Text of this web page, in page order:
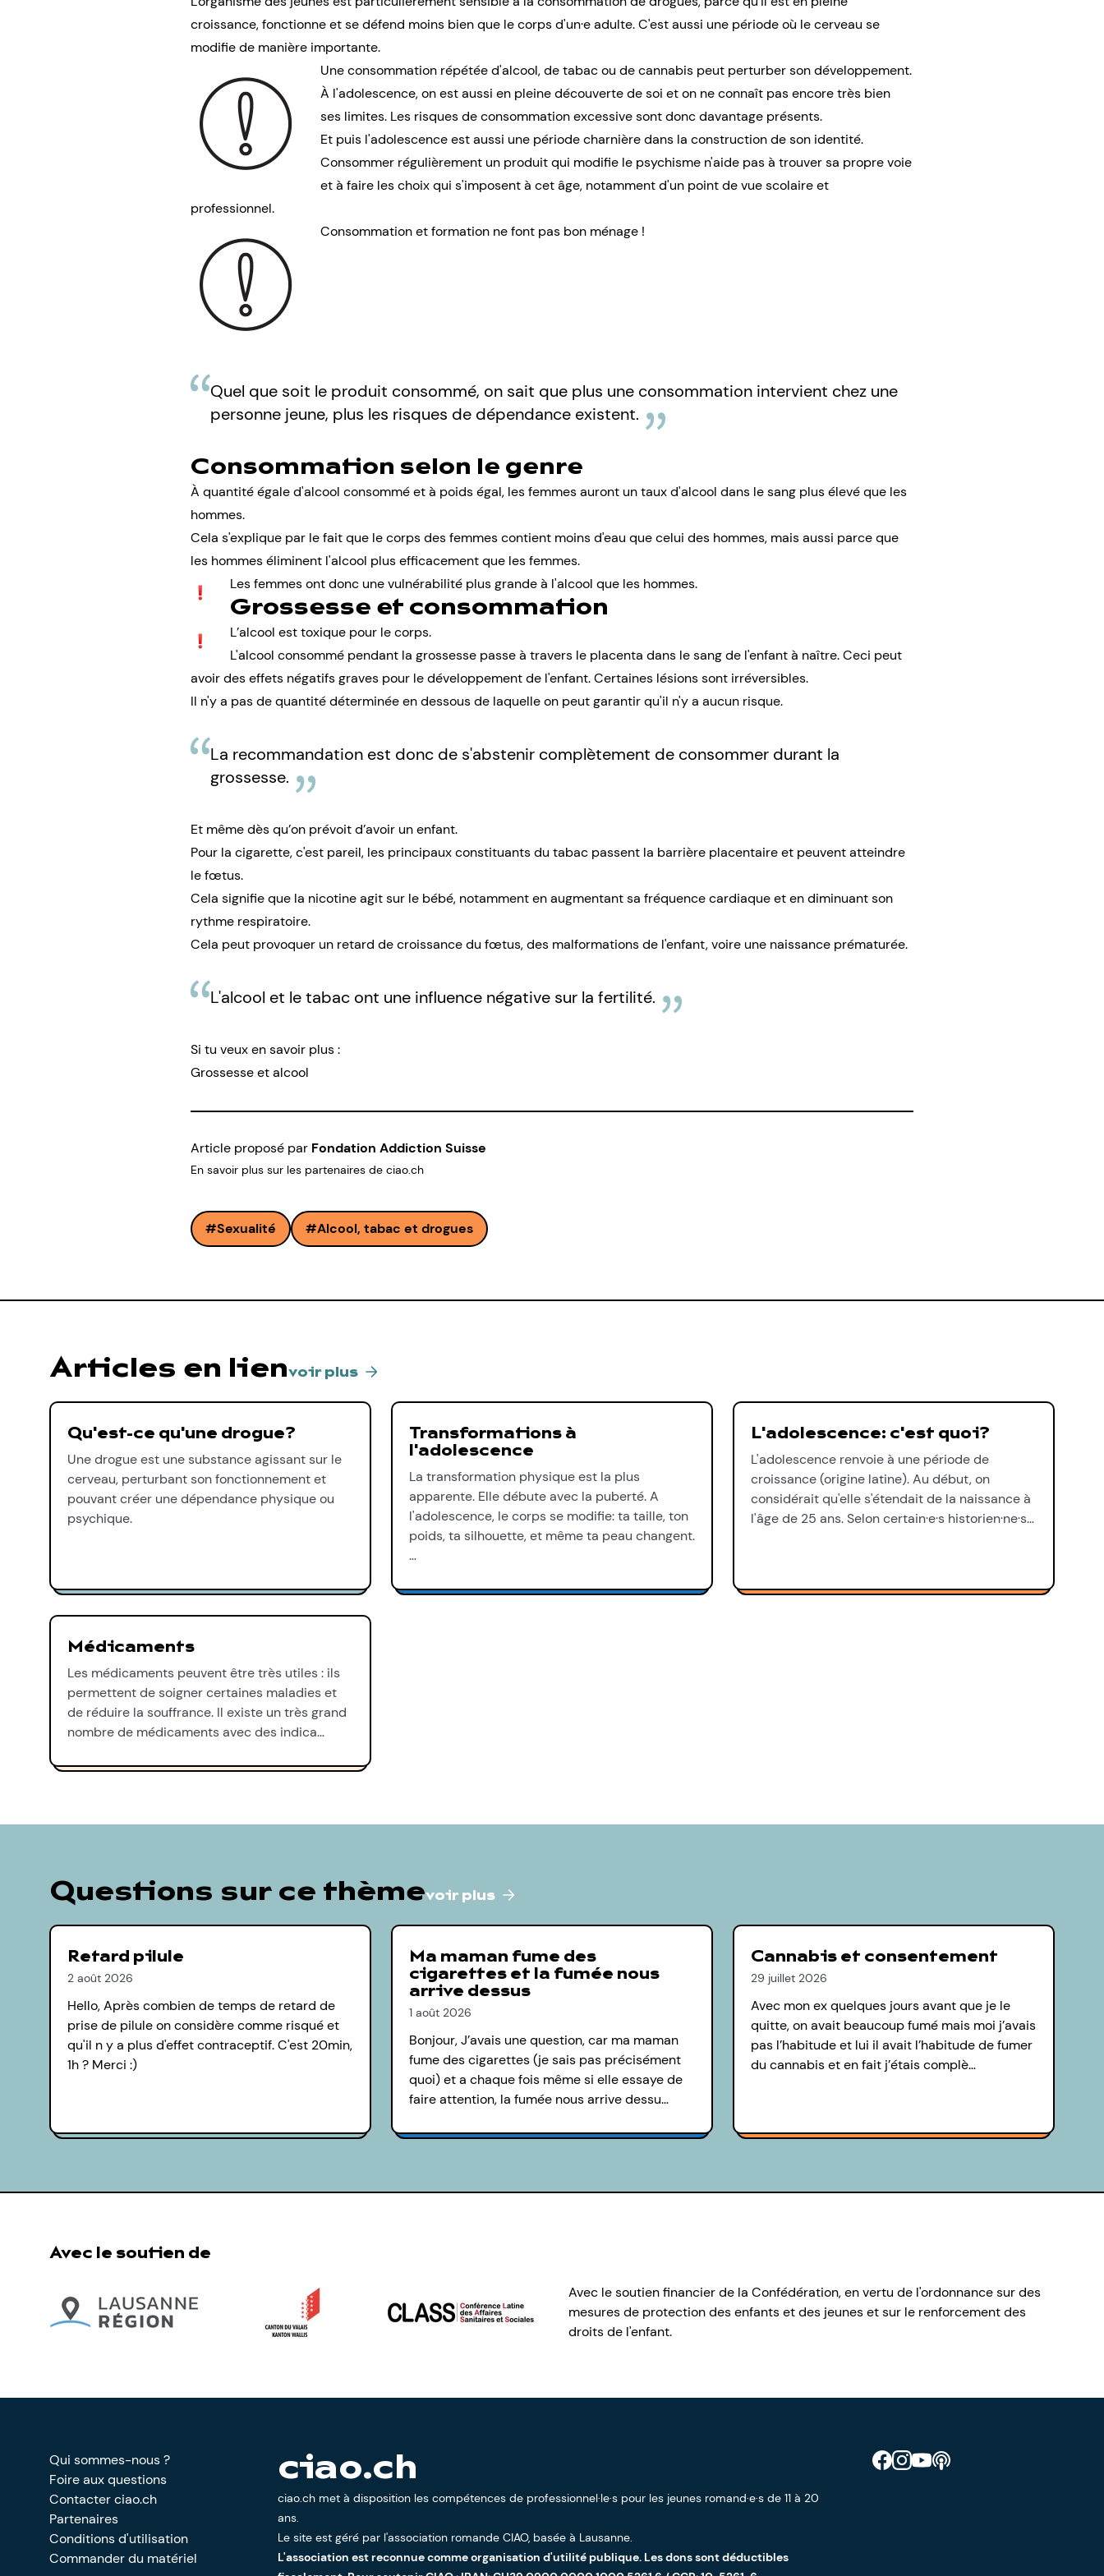
croissance, fonctionne et se défend moins bien que le corps d'un·e adulte. C'est aussi une période où le cerveau se
modifie de manière importante.
Une consommation répétée d'alcool, de tabac ou de cannabis peut perturber son développement.
À l'adolescence, on est aussi en pleine découverte de soi et on ne connaît pas encore très bien
ses limites. Les risques de consommation excessive sont donc davantage présents.
Et puis l'adolescence est aussi une période charnière dans la construction de son identité.
Consommer régulièrement un produit qui modifie le psychisme n'aide pas à trouver sa propre voie
et à faire les choix qui s'imposent à cet âge, notamment d'un point de vue scolaire et
professionnel.
Consommation et formation ne font pas bon ménage !
Quel que soit le produit consommé, on sait que plus une consommation intervient chez une
personne jeune, plus les risques de dépendance existent.
Consommation selon le genre
À quantité égale d'alcool consommé et à poids égal, les femmes auront un taux d'alcool dans le sang plus élevé que les
hommes.
Cela s'explique par le fait que le corps des femmes contient moins d'eau que celui des hommes, mais aussi parce que
les hommes éliminent l'alcool plus efficacement que les femmes.
Les femmes ont donc une vulnérabilité plus grande à l'alcool que les hommes.
Grossesse et consommation
L’alcool est toxique pour le corps.
L'alcool consommé pendant la grossesse passe à travers le placenta dans le sang de l'enfant à naître. Ceci peut
avoir des effets négatifs graves pour le développement de l'enfant. Certaines lésions sont irréversibles.
Il n'y a pas de quantité déterminée en dessous de laquelle on peut garantir qu'il n'y a aucun risque.
La recommandation est donc de s'abstenir complètement de consommer durant la
grossesse.
Et même dès qu’on prévoit d’avoir un enfant.
Pour la cigarette, c'est pareil, les principaux constituants du tabac passent la barrière placentaire et peuvent atteindre
le fœtus.
Cela signifie que la nicotine agit sur le bébé, notamment en augmentant sa fréquence cardiaque et en diminuant son
rythme respiratoire.
Cela peut provoquer un retard de croissance du fœtus, des malformations de l'enfant, voire une naissance prématurée.
L'alcool et le tabac ont une influence négative sur la fertilité.
Si tu veux en savoir plus :
Grossesse et alcool
Article proposé par Fondation Addiction Suisse
En savoir plus sur les partenaires de ciao.ch
Sexualité Alcool, tabac et drogues
Articles en lienvoir plus
Qu'est-ce qu'une drogue?
Une drogue est une substance agissant sur le
cerveau, perturbant son fonctionnement et
pouvant créer une dépendance physique ou
psychique.
Transformations à
l'adolescence
La transformation physique est la plus
apparente. Elle débute avec la puberté. A
l'adolescence, le corps se modifie: ta taille, ton
poids, ta silhouette, et même ta peau changent.
…
L'adolescence: c'est quoi?
L'adolescence renvoie à une période de
croissance (origine latine). Au début, on
considérait qu'elle s'étendait de la naissance à
l'âge de 25 ans. Selon certain·e·s historien·ne·s…
Médicaments
Les médicaments peuvent être très utiles : ils
permettent de soigner certaines maladies et
de réduire la souffrance. Il existe un très grand
nombre de médicaments avec des indica…
Questions sur ce thèmevoir plus
Retard pilule
2 août 2026
Hello, Après combien de temps de retard de
prise de pilule on considère comme risqué et
qu'il n y a plus d'effet contraceptif. C'est 20min,
1h ? Merci :)
Ma maman fume des
cigarettes et la fumée nous
arrive dessus
1 août 2026
Bonjour, J’avais une question, car ma maman
fume des cigarettes (je sais pas précisément
quoi) et a chaque fois même si elle essaye de
faire attention, la fumée nous arrive dessu…
Cannabis et consentement
29 juillet 2026
Avec mon ex quelques jours avant que je le
quitte, on avait beaucoup fumé mais moi j’avais
pas l’habitude et lui il avait l’habitude de fumer
du cannabis et en fait j’étais complè…
Avec le soutien de
Avec le soutien financier de la Confédération, en vertu de l'ordonnance sur des
mesures de protection des enfants et des jeunes et sur le renforcement des
droits de l'enfant.
Retrouve CIAO sur Facebook
Retrouve CIAO sur Instagram
Retrouve CIAO sur YouTube
Découvre notre podcast
Qui sommes-nous ?
Foire aux questions
Contacter ciao.ch
Partenaires
Conditions d'utilisation
Commander du matériel
ciao.ch
ciao.ch met à disposition les compétences de professionnel·le·s pour les jeunes romand·e·s de 11 à 20
ans.
Le site est géré par l'association romande CIAO, basée à Lausanne.
L'association est reconnue comme organisation d'utilité publique. Les dons sont déductibles